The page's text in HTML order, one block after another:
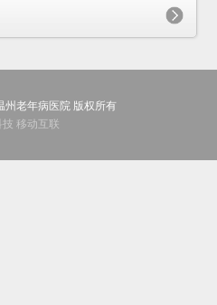
州老年病医院 版权所有
移动互联